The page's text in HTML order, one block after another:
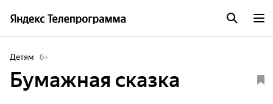
Детям 6+
Бумажная сказка